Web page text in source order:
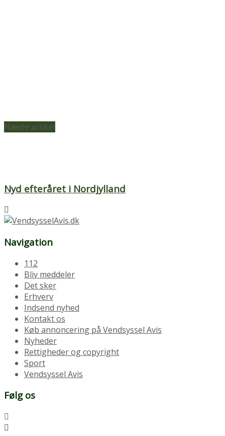
Næste artikel
Nyd efteråret i Nordjylland
Navigation
112
Bliv meddeler
Det sker
Erhverv
Indsend nyhed
Kontakt os
Køb annoncering på Vendsyssel Avis
Nyheder
Rettigheder og copyright
Sport
Vendsyssel Avis
Følg os